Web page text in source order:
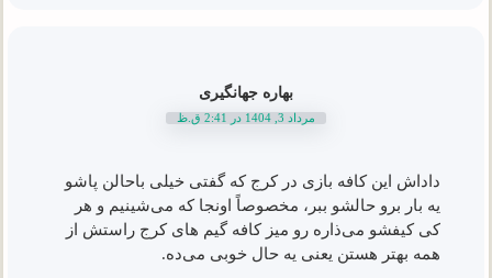
بهاره جهانگیری
مرداد 3, 1404 در 2:41 ق.ظ
داداش این کافه بازی در کرج که گفتی خیلی باحالن پاشو
یه بار برو حالشو ببر، مخصوصاً اونجا که می‌شینیم و هر
کی کیفشو می‌ذاره رو میز کافه گیم های کرج راستش از
همه بهتر هستن یعنی یه حال خوبی می‌ده.